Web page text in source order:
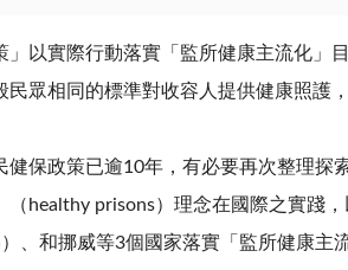
實際行動落實「監所健康主流化」
眾相同的標準對收容人提供健康照護
政策已逾10年，有必要再次整理探
healthy prisons）理念在國際之實踐
、和挪威等3個國家落實「監所健康